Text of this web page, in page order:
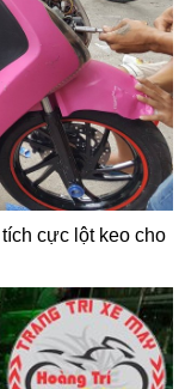
cực lột keo cho